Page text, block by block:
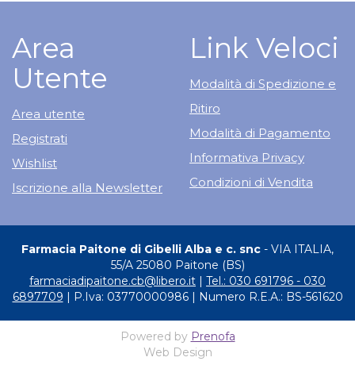
Area
Utente
Area utente
Registrati
Wishlist
Iscrizione alla Newsletter
Link Veloci
Modalità di Spedizione e
Ritiro
Modalità di Pagamento
Informativa Privacy
Condizioni di Vendita
Farmacia Paitone di Gibelli Alba e c. snc - VIA ITALIA,
55/A 25080 Paitone (BS)
farmaciadipaitone.cb@libero.it
Tel.: 030 691796 - 030
6897709 | P.Iva: 03770000986 | Numero R.E.A.: BS-561620
Powered by Prenofa
Web Design